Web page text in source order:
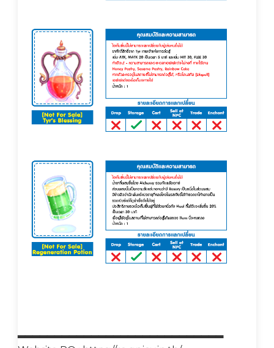
▂▂▂▂▂▂▂▂▂▂▂▂▂▂▂▂▂▂▂▂▂▂▂▂▂▂▂▂